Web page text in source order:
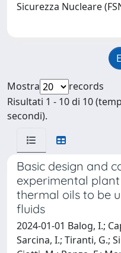
Sicurezza Nucleare
Mostra
records
Risultati 1 - 10 di 10
secondi).
Basic design and
experimental
thermal oils to be
fluids
2024-01-01 Balog, I.;
Sarcina, I.; Tiranti, G.;